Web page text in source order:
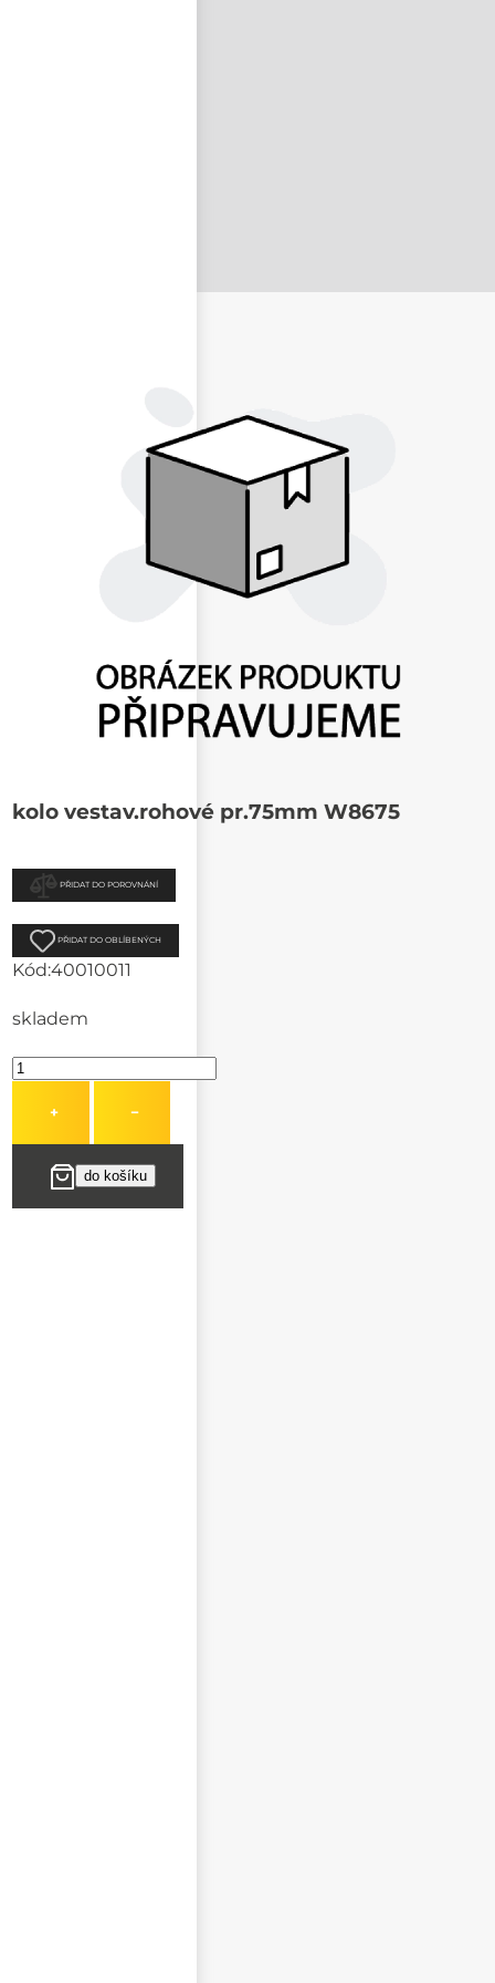
kolo vestav.rohové pr.75mm W8675
PŘIDAT DO POROVNÁNÍ
PŘIDAT DO OBLÍBENÝCH
Kód:40010011
skladem
+ −